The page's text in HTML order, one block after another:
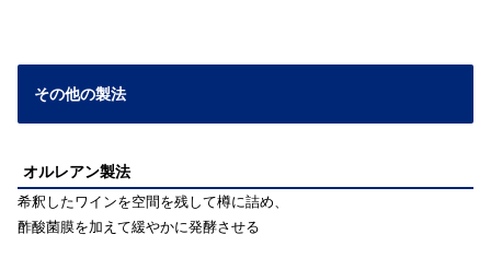
その他の製法
オルレアン製法
希釈したワインを空間を残して樽に詰め、
酢酸菌膜を加えて緩やかに発酵させる